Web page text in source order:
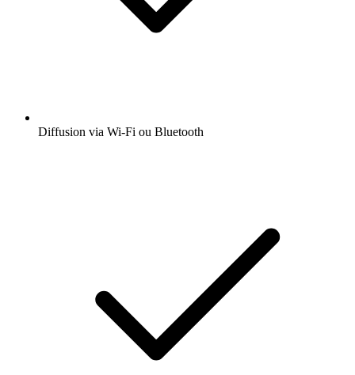
Diffusion via Wi-Fi ou Bluetooth